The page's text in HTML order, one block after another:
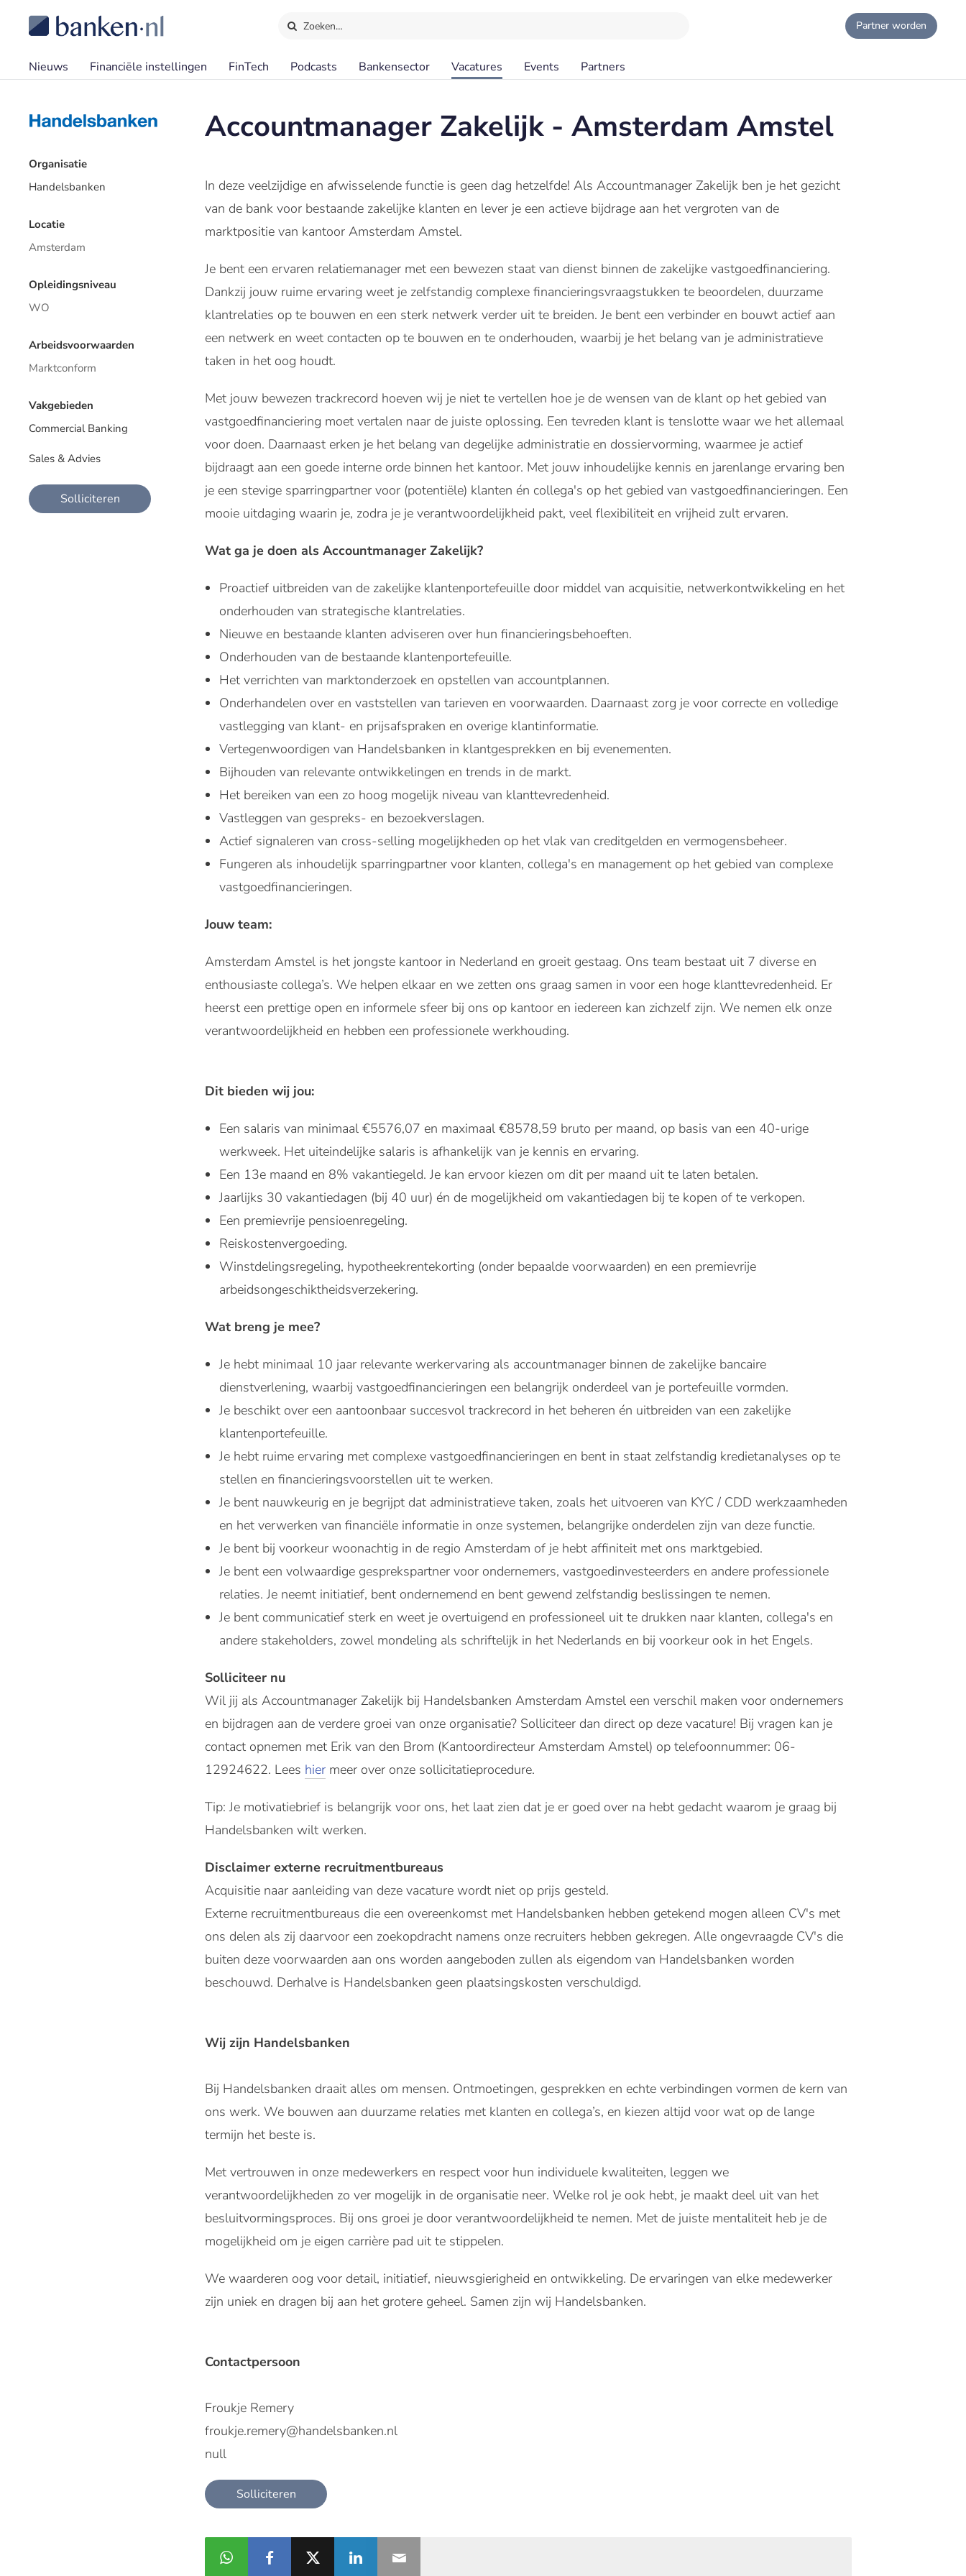
Zoeken… Partner worden
Nieuws Financiële instellingen FinTech Podcasts Bankensector Vacatures Events Partners
Accountmanager Zakelijk - Amsterdam Amstel
Organisatie
Handelsbanken
Locatie
Amsterdam
Opleidingsniveau
WO
Arbeidsvoorwaarden
Marktconform
Vakgebieden
Commercial Banking
Sales & Advies
Solliciteren
In deze veelzijdige en afwisselende functie is geen dag hetzelfde! Als Accountmanager Zakelijk ben je het gezicht
van de bank voor bestaande zakelijke klanten en lever je een actieve bijdrage aan het vergroten van de
marktpositie van kantoor Amsterdam Amstel.
Je bent een ervaren relatiemanager met een bewezen staat van dienst binnen de zakelijke vastgoedfinanciering.
Dankzij jouw ruime ervaring weet je zelfstandig complexe financieringsvraagstukken te beoordelen, duurzame
klantrelaties op te bouwen en een sterk netwerk verder uit te breiden. Je bent een verbinder en bouwt actief aan
een netwerk en weet contacten op te bouwen en te onderhouden, waarbij je het belang van je administratieve
taken in het oog houdt.
Met jouw bewezen trackrecord hoeven wij je niet te vertellen hoe je de wensen van de klant op het gebied van
vastgoedfinanciering moet vertalen naar de juiste oplossing. Een tevreden klant is tenslotte waar we het allemaal
voor doen. Daarnaast erken je het belang van degelijke administratie en dossiervorming, waarmee je actief
bijdraagt aan een goede interne orde binnen het kantoor. Met jouw inhoudelijke kennis en jarenlange ervaring ben
je een stevige sparringpartner voor (potentiële) klanten én collega's op het gebied van vastgoedfinancieringen. Een
mooie uitdaging waarin je, zodra je je verantwoordelijkheid pakt, veel flexibiliteit en vrijheid zult ervaren.
Wat ga je doen als Accountmanager Zakelijk?
Proactief uitbreiden van de zakelijke klantenportefeuille door middel van acquisitie, netwerkontwikkeling en het
onderhouden van strategische klantrelaties.
Nieuwe en bestaande klanten adviseren over hun financieringsbehoeften.
Onderhouden van de bestaande klantenportefeuille.
Het verrichten van marktonderzoek en opstellen van accountplannen.
Onderhandelen over en vaststellen van tarieven en voorwaarden. Daarnaast zorg je voor correcte en volledige
vastlegging van klant- en prijsafspraken en overige klantinformatie.
Vertegenwoordigen van Handelsbanken in klantgesprekken en bij evenementen.
Bijhouden van relevante ontwikkelingen en trends in de markt.
Het bereiken van een zo hoog mogelijk niveau van klanttevredenheid.
Vastleggen van gespreks- en bezoekverslagen.
Actief signaleren van cross-selling mogelijkheden op het vlak van creditgelden en vermogensbeheer.
Fungeren als inhoudelijk sparringpartner voor klanten, collega's en management op het gebied van complexe
vastgoedfinancieringen.
Jouw team:
Amsterdam Amstel is het jongste kantoor in Nederland en groeit gestaag. Ons team bestaat uit 7 diverse en
enthousiaste collega’s. We helpen elkaar en we zetten ons graag samen in voor een hoge klanttevredenheid. Er
heerst een prettige open en informele sfeer bij ons op kantoor en iedereen kan zichzelf zijn. We nemen elk onze
verantwoordelijkheid en hebben een professionele werkhouding.
Dit bieden wij jou:
Een salaris van minimaal €5576,07 en maximaal €8578,59 bruto per maand, op basis van een 40-urige
werkweek. Het uiteindelijke salaris is afhankelijk van je kennis en ervaring.
Een 13e maand en 8% vakantiegeld. Je kan ervoor kiezen om dit per maand uit te laten betalen.
Jaarlijks 30 vakantiedagen (bij 40 uur) én de mogelijkheid om vakantiedagen bij te kopen of te verkopen.
Een premievrije pensioenregeling.
Reiskostenvergoeding.
Winstdelingsregeling, hypotheekrentekorting (onder bepaalde voorwaarden) en een premievrije
arbeidsongeschiktheidsverzekering.
Wat breng je mee?
Je hebt minimaal 10 jaar relevante werkervaring als accountmanager binnen de zakelijke bancaire
dienstverlening, waarbij vastgoedfinancieringen een belangrijk onderdeel van je portefeuille vormden.
Je beschikt over een aantoonbaar succesvol trackrecord in het beheren én uitbreiden van een zakelijke
klantenportefeuille.
Je hebt ruime ervaring met complexe vastgoedfinancieringen en bent in staat zelfstandig kredietanalyses op te
stellen en financieringsvoorstellen uit te werken.
Je bent nauwkeurig en je begrijpt dat administratieve taken, zoals het uitvoeren van KYC / CDD werkzaamheden
en het verwerken van financiële informatie in onze systemen, belangrijke onderdelen zijn van deze functie.
Je bent bij voorkeur woonachtig in de regio Amsterdam of je hebt affiniteit met ons marktgebied.
Je bent een volwaardige gesprekspartner voor ondernemers, vastgoedinvesteerders en andere professionele
relaties. Je neemt initiatief, bent ondernemend en bent gewend zelfstandig beslissingen te nemen.
Je bent communicatief sterk en weet je overtuigend en professioneel uit te drukken naar klanten, collega's en
andere stakeholders, zowel mondeling als schriftelijk in het Nederlands en bij voorkeur ook in het Engels.
Solliciteer nu
Wil jij als Accountmanager Zakelijk bij Handelsbanken Amsterdam Amstel een verschil maken voor ondernemers
en bijdragen aan de verdere groei van onze organisatie? Solliciteer dan direct op deze vacature! Bij vragen kan je
contact opnemen met Erik van den Brom (Kantoordirecteur Amsterdam Amstel) op telefoonnummer: 06-
12924622. Lees hier meer over onze sollicitatieprocedure.
Tip: Je motivatiebrief is belangrijk voor ons, het laat zien dat je er goed over na hebt gedacht waarom je graag bij
Handelsbanken wilt werken.
Disclaimer externe recruitmentbureaus
Acquisitie naar aanleiding van deze vacature wordt niet op prijs gesteld.
Externe recruitmentbureaus die een overeenkomst met Handelsbanken hebben getekend mogen alleen CV's met
ons delen als zij daarvoor een zoekopdracht namens onze recruiters hebben gekregen. Alle ongevraagde CV's die
buiten deze voorwaarden aan ons worden aangeboden zullen als eigendom van Handelsbanken worden
beschouwd. Derhalve is Handelsbanken geen plaatsingskosten verschuldigd.
Wij zijn Handelsbanken
Bij Handelsbanken draait alles om mensen. Ontmoetingen, gesprekken en echte verbindingen vormen de kern van
ons werk. We bouwen aan duurzame relaties met klanten en collega’s, en kiezen altijd voor wat op de lange
termijn het beste is.
Met vertrouwen in onze medewerkers en respect voor hun individuele kwaliteiten, leggen we
verantwoordelijkheden zo ver mogelijk in de organisatie neer. Welke rol je ook hebt, je maakt deel uit van het
besluitvormingsproces. Bij ons groei je door verantwoordelijkheid te nemen. Met de juiste mentaliteit heb je de
mogelijkheid om je eigen carrière pad uit te stippelen.
We waarderen oog voor detail, initiatief, nieuwsgierigheid en ontwikkeling. De ervaringen van elke medewerker
zijn uniek en dragen bij aan het grotere geheel. Samen zijn wij Handelsbanken.
Contactpersoon
Froukje Remery
froukje.remery@handelsbanken.nl
null
Solliciteren